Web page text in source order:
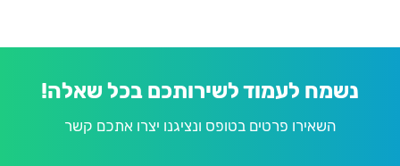
נשמח לעמוד לשירותכם בכל שאלה!
השאירו פרטים בטופס ונציגנו יצרו אתכם קשר